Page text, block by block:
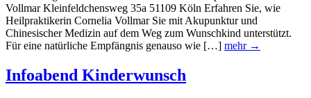
Vollmar Kleinfeldchensweg 35a 51109 Köln Erfahren Sie, wie
Heilpraktikerin Cornelia Vollmar Sie mit Akupunktur und
Chinesischer Medizin auf dem Weg zum Wunschkind unterstützt.
Für eine natürliche Empfängnis genauso wie […] mehr →
Infoabend Kinderwunsch